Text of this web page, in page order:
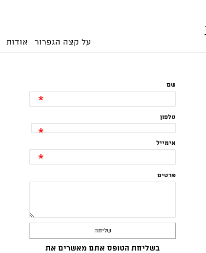
על קצה הגפרור אודות
שם
*
טלפון
* אימייל
*
פרטים
בשליחת הטופס אתם מאשרים את